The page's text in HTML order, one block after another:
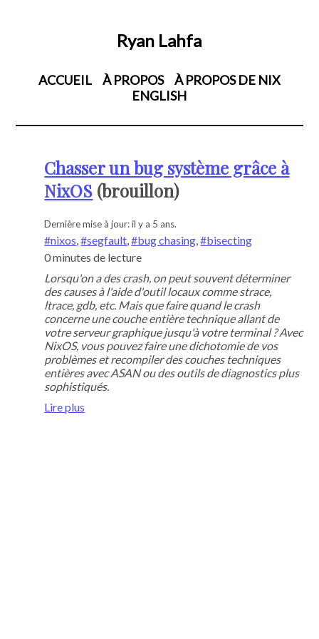
Ryan Lahfa
ACCUEIL À PROPOS
À PROPOS DE NIX
ENGLISH
Chasser un bug système grâce à
NixOS
Dernière mise à jour:il y a 5 ans
nixos, segfault, bug chasing, bisecting
0 minutes de lecture
Lorsqu'on a des crash, on peut souvent déterminer
des causes à l'aide d'outil locaux comme strace,
ltrace, gdb, etc. Mais que faire quand le crash
concerne une couche entière technique allant de
votre serveur graphique jusqu'à votre terminal ? Avec
NixOS, vous pouvez faire une dichotomie de vos
problèmes et recompiler des couches techniques
entières avec ASAN ou des outils de diagnostics plus
sophistiqués.
Lire plus